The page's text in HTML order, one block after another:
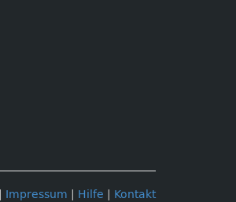
Impressum Hilfe Kontakt